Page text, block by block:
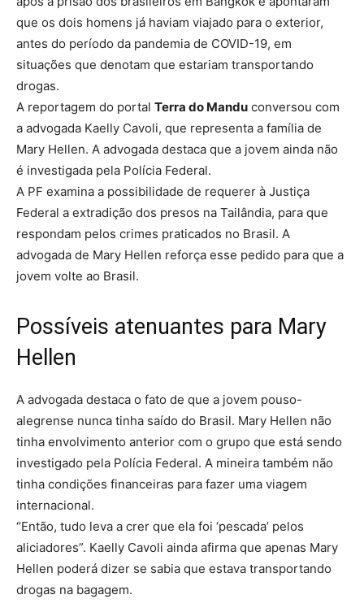
que os dois homens já haviam viajado para o exterior,
antes do período da pandemia de COVID-19, em
situações que denotam que estariam transportando
drogas.
A reportagem do portal Terra do Mandu conversou com
a advogada Kaelly Cavoli, que representa a família de
Mary Hellen. A advogada destaca que a jovem ainda não
é investigada pela Polícia Federal.
A PF examina a possibilidade de requerer à Justiça
Federal a extradição dos presos na Tailândia, para que
respondam pelos crimes praticados no Brasil. A
advogada de Mary Hellen reforça esse pedido para que a
jovem volte ao Brasil.
Possíveis atenuantes para Mary
Hellen
A advogada destaca o fato de que a jovem pouso-
alegrense nunca tinha saído do Brasil. Mary Hellen não
tinha envolvimento anterior com o grupo que está sendo
investigado pela Polícia Federal. A mineira também não
tinha condições financeiras para fazer uma viagem
internacional.
“Então, tudo leva a crer que ela foi ‘pescada’ pelos
aliciadores”. Kaelly Cavoli ainda afirma que apenas Mary
Hellen poderá dizer se sabia que estava transportando
drogas na bagagem.